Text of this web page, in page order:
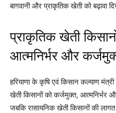
बागवानी और प्राकृतिक खेती को बढ़ावा
प्राकृतिक खेती
आत्मनिर्भर और
हरियाणा के कृषि एवं किसान कल्याण
खेती किसानों को कर्जमुक्त, आत्मनिर्भर
जबकि रासायनिक खेती किसानों की